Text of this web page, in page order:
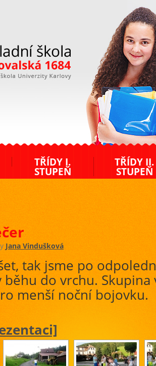
TŘÍDY I.
STUPEŇ
TŘÍDY II.
STUPEŇ
Jana Vindušková
tak jsme po
běhu do vrchu.
menší noční bojovku.